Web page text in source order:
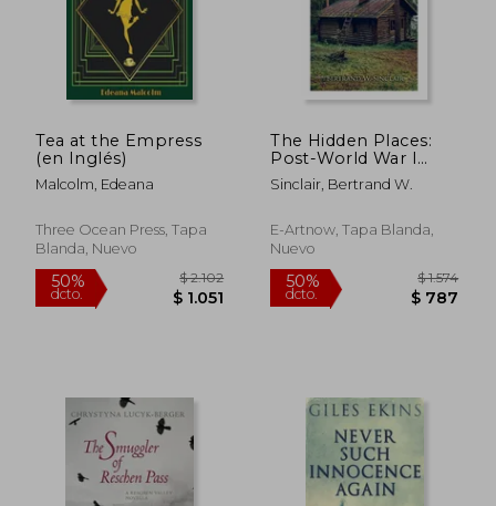
dcto.
Tea at the Empress
(en Inglés)
Malcolm, Edeana
Three Ocean Press, Tapa
Blanda, Nuevo
The Hidden Places:
Post-World War I
Novel (en Inglés)
Sinclair, Bertrand W.
E-Artnow, Tapa Blanda,
Nuevo